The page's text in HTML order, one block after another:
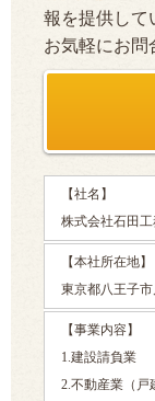
報を提供して
お気軽にお問
【社名】
株式会社石田
【本社所在地】
東京都八王子
【事業内容】
1.建設請負業
2.不動産業（戸